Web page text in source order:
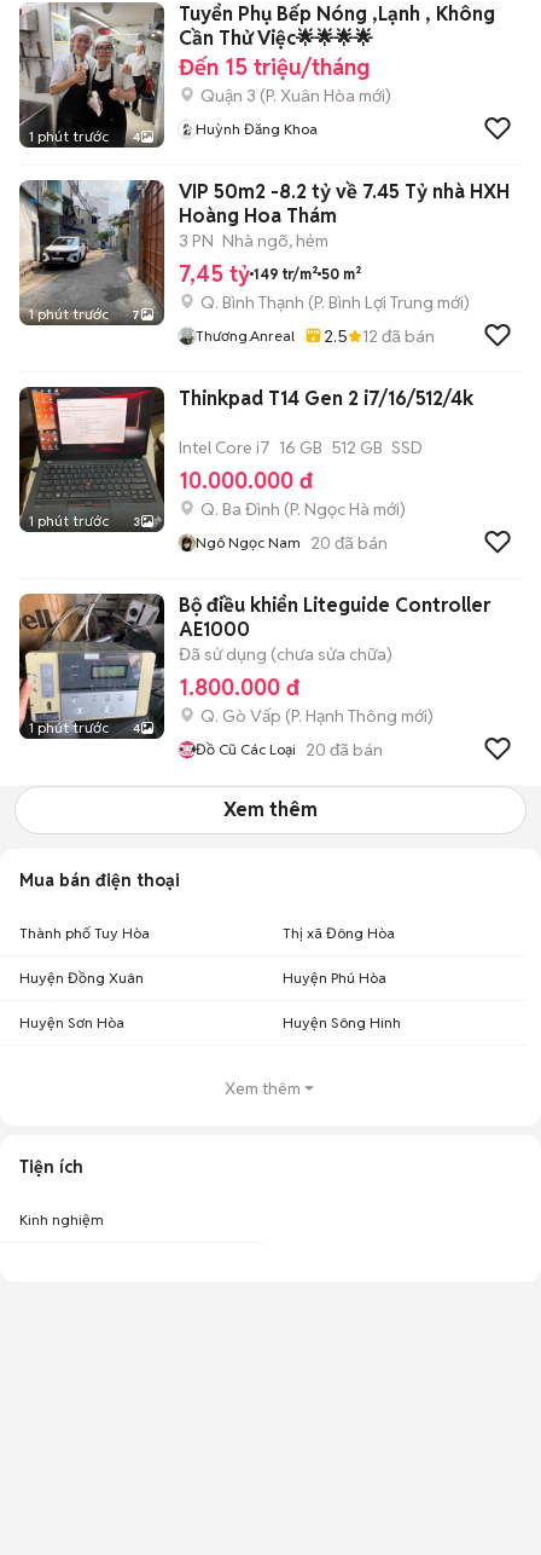
1 phút trước 4
Tuyển Phụ Bếp Nóng ,Lạnh , Không
Cần Thử Việc🌟🌟🌟🌟
Đến 15 triệu/tháng
Quận 3 (P. Xuân Hòa mới)
Huỳnh Đăng Khoa
1 phút trước 7
VIP 50m2 -8.2 tỷ về 7.45 Tỷ nhà HXH
Hoàng Hoa Thám
3 PN Nhà ngõ, hẻm
7,45 tỷ 149 tr/m² 50 m²
Q. Bình Thạnh (P. Bình Lợi Trung mới)
Thương.anreal 2.5 12 đã bán
1 phút trước 3
Thinkpad T14 Gen 2 i7/16/512/4k
Intel Core i7 16 GB 512 GB SSD
10.000.000 đ
Q. Ba Đình (P. Ngọc Hà mới)
Ngô Ngọc Nam 20 đã bán
1 phút trước 4
Bộ điều khiển Liteguide Controller
AE1000
Đã sử dụng (chưa sửa chữa)
1.800.000 đ
Q. Gò Vấp (P. Hạnh Thông mới)
Đồ Cũ Các Loại 20 đã bán
Xem thêm
Mua bán điện thoại
Thành phố Tuy Hòa Thị xã Đông Hòa
Huyện Đồng Xuân Huyện Phú Hòa
Huyện Sơn Hòa Huyện Sông Hinh
Xem thêm
Tiện ích
Kinh nghiệm